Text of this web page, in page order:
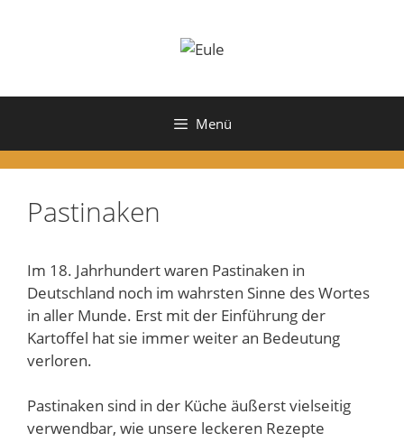
Menü
Pastinaken
Im 18. Jahrhundert waren Pastinaken in
Deutschland noch im wahrsten Sinne des Wortes
in aller Munde. Erst mit der Einführung der
Kartoffel hat sie immer weiter an Bedeutung
verloren.
Pastinaken sind in der Küche äußerst vielseitig
verwendbar, wie unsere leckeren Rezepte